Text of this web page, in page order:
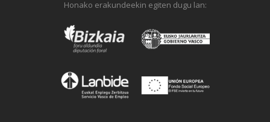
Honako erakundeekin egiten dugu lan: